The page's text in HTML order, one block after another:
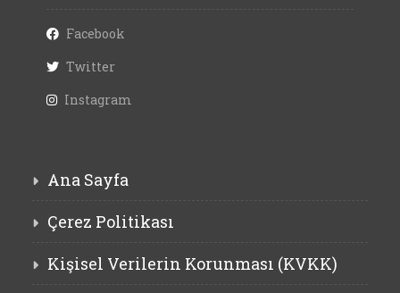
Facebook
Twitter
Instagram
Ana Sayfa
Çerez Politikası
Kişisel Verilerin Korunması (KVKK)